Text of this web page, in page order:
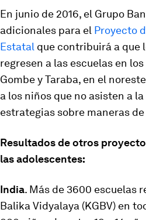
En junio de 2016, el Grupo
adicionales para el Proyecto
Estatal que contribuirá a
regresen a las escuelas en
Gombe y Taraba, en el
a los niños que no asisten a
estrategias sobre maneras
Resultados de otros
las adolescentes:
India. Más de 3600 escuelas
Balika Vidyalaya (KGBV) en